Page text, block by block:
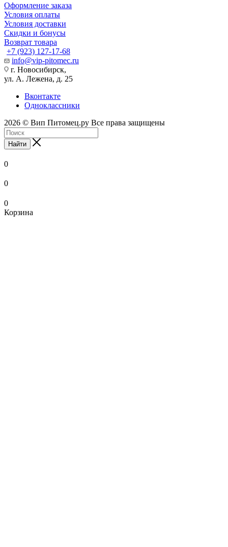
Оформление заказа
Условия оплаты
Условия доставки
Скидки и бонусы
Возврат товара
+7 (923) 127-17-68
info@vip-pitomec.ru
г. Новосибирск,
ул. А. Лежена, д. 25
Вконтакте
Одноклассники
2026 © Вип Питомец.ру Все права защищены
Найти
0
0
0
Корзина